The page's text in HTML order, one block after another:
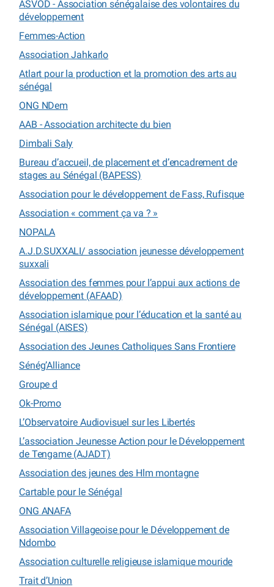
ASVOD - Association sénégalaise des volontaires du
développement
Femmes-Action
Association Jahkarlo
Atlart pour la production et la promotion des arts au
sénégal
ONG NDem
AAB - Association architecte du bien
Dimbali Saly
Bureau d’accueil, de placement et d’encadrement de
stages au Sénégal (BAPESS)
Association pour le développement de Fass, Rufisque
Association « comment ça va ? »
NOPALA
A.J.D.SUXXALI/ association jeunesse développement
suxxali
Association des femmes pour l’appui aux actions de
développement (AFAAD)
Association islamique pour l’éducation et la santé au
Sénégal (AISES)
Association des Jeunes Catholiques Sans Frontiere
Sénég’Alliance
Groupe d
Ok-Promo
L’Observatoire Audiovisuel sur les Libertés
L’association Jeunesse Action pour le Développement
de Tengame (AJADT)
Association des jeunes des Hlm montagne
Cartable pour le Sénégal
ONG ANAFA
Association Villageoise pour le Développement de
Ndombo
Association culturelle religieuse islamique mouride
Trait d’Union